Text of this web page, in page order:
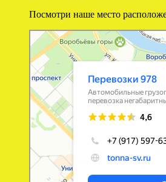
Посмотри наше место
Перевозки 978
Перевозка негабаритных грузов в Москве
Автомобильные грузоперевозки в Москве